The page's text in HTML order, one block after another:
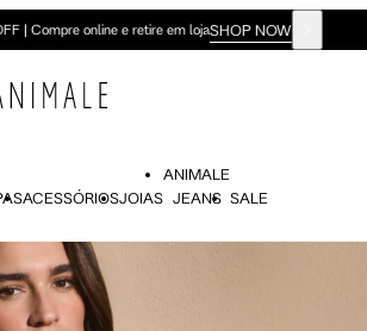
e retire em lojaSHOP NOW
ACESSÓRIOSJOIAS
ANIMALE
JEANS SALE